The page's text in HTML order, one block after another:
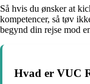
Så hvis du ønsker at
kompetencer, så tøv
begynd din rejse mod
Hvad er VUC